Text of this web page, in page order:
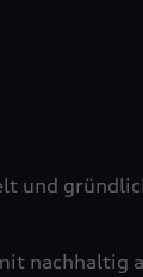
und
nachhaltig